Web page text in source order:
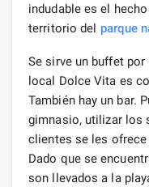
indudable es el
territorio del parque
Se sirve un buffet
local Dolce Vita es
También hay un bar.
gimnasio, utilizar los
clientes se les ofrece
Dado que se
son llevados a la